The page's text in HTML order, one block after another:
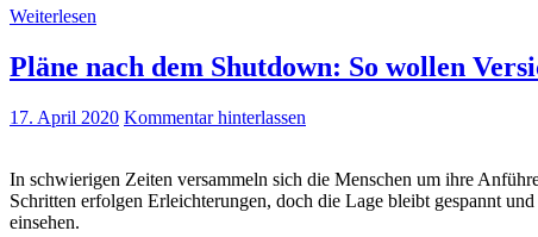
Weiterlesen
Pläne nach dem Shutdown: So wollen
17. April 2020 Kommentar hinterlassen
In schwierigen Zeiten versammeln sich die Menschen um ihre
Schritten erfolgen Erleichterungen, doch die Lage bleibt gespannt
einsehen.